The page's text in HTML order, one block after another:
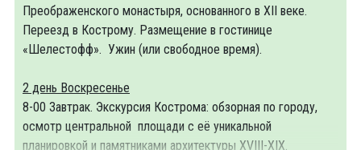
Преображенского монастыря, основанного в XII веке.
Переезд в Кострому. Размещение в гостинице
«Шелестофф». Ужин (или свободное время).
2 день Воскресенье
8-00 Завтрак. Экскурсия Кострома: обзорная по городу,
осмотр центральной площади с её уникальной
планировкой и памятниками архитектуры XVIII-XIX.